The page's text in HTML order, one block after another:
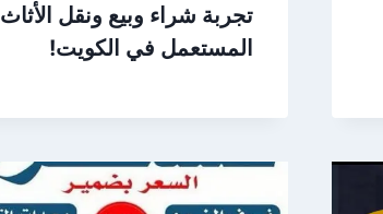
تجربة شراء وبيع ونقل الأثاث
المستعمل في الكويت!